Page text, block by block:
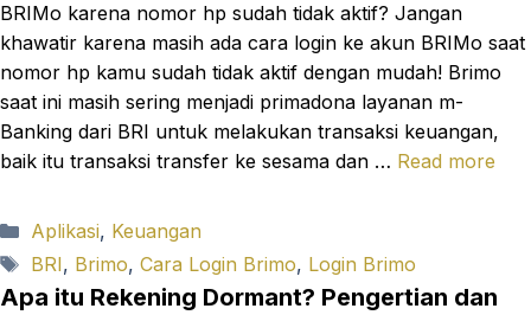
BRIMo karena nomor hp sudah tidak aktif? Jangan
khawatir karena masih ada cara login ke akun BRIMo saat
nomor hp kamu sudah tidak aktif dengan mudah! Brimo
saat ini masih sering menjadi primadona layanan m-
Banking dari BRI untuk melakukan transaksi keuangan,
baik itu transaksi transfer ke sesama dan … Read more
Categories
Aplikasi, Keuangan
Tags
BRI, Brimo, Cara Login Brimo, Login Brimo
Apa itu Rekening Dormant? Pengertian dan